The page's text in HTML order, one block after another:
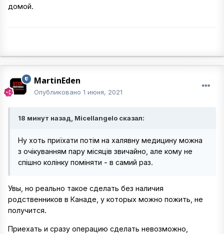
домой.
MartinEden
Опубликовано 1 июня, 2021
18 минут назад, Micellangelo сказал:
Ну хоть приїхати потім на халявну медицину можна
з очікуванням пару місяців звичайно, але кому не
спішно колінку поміняти - в самий раз.
Увы, но реально такое сделать без наличия
родственников в Канаде, у которых можно пожить, не
получится.
Приехать и сразу операцию сделать невозможно,